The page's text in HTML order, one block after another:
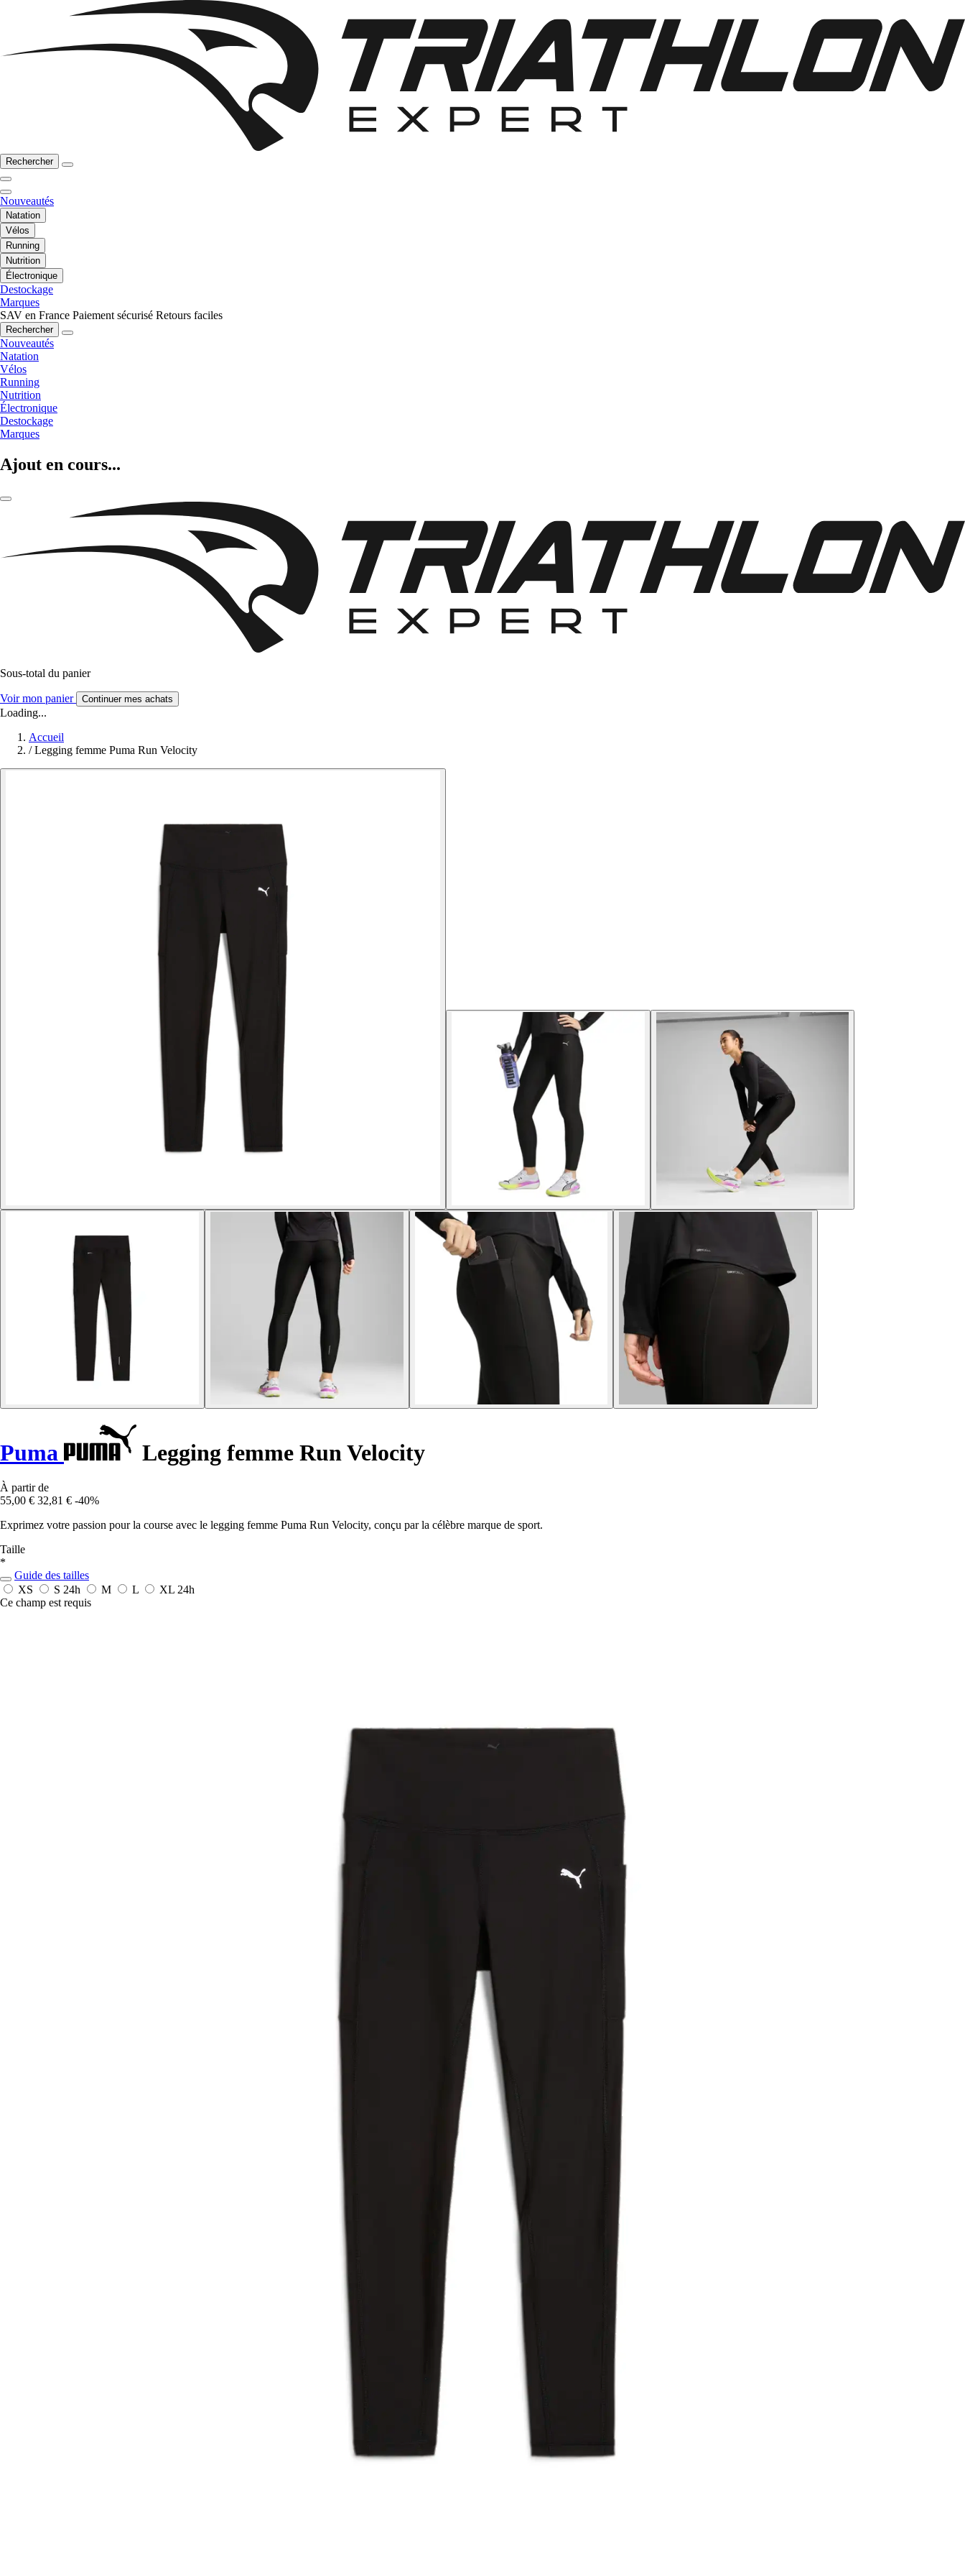
Rechercher
Nouveautés
Natation
Vélos
Running
Nutrition
Électronique
Destockage
Marques
SAV en France Paiement sécurisé Retours faciles
Rechercher
Nouveautés
Natation
Vélos
Running
Nutrition
Électronique
Destockage
Marques
Ajout en cours...
Sous-total du panier
Voir mon panier Continuer mes achats
Loading...
Accueil
/ Legging femme Puma Run Velocity
Puma Legging femme Run Velocity
À partir de
55,00 € 32,81 € -40%
Exprimez votre passion pour la course avec le legging femme Puma Run Velocity, conçu par la célèbre marque de sport.
Taille
*
Guide des tailles
XS
S 24h M L XL 24h
Ce champ est requis